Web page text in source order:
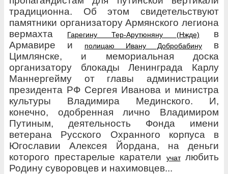
традиционна. Об этом свидетельствуют
памятники организатору Армянского легиона
вермахта
Гарегину Тер-Арутюняну (Нжде)
в
Армавире и
полицаю Ивану Добробабину
в
Цимлянске, и мемориальная доска
организатору блокады Ленинграда Карлу
Маннергейму от главы администрации
президента РФ Сергея Иванова и министра
культуры Владимира Мединского. И,
конечно, одобренная лично Владимиром
Путиным, деятельность Фонда имени
ветерана Русского Охранного корпуса в
Югославии Алексея Йордана, на деньги
которого престарелые каратели
учатлюбить
Родину суворовцев и нахимовцев...